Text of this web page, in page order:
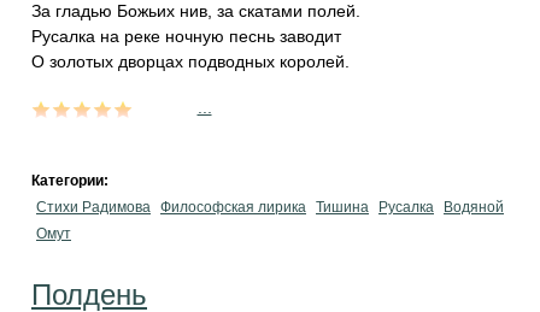
За гладью Божьих нив, за скатами полей.
Русалка на реке ночную песнь заводит
О золотых дворцах подводных королей.
Категории:
Стихи Радимова Философская лирика Тишина Русалка
Водяной
Омут
Полдень